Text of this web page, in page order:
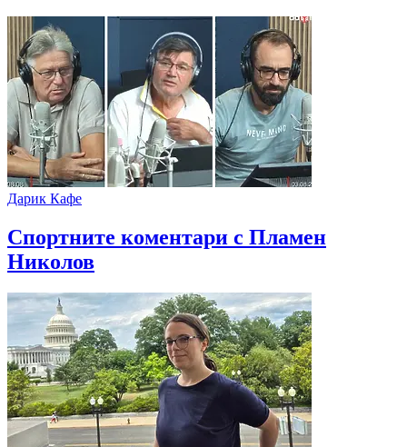
Дарик Кафе
Спортните коментари с Пламен
Николов